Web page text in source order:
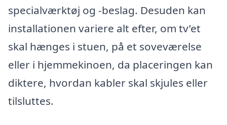
specialværktøj og -beslag. Desuden kan
installationen variere alt efter, om tv’et
skal hænges i stuen, på et soveværelse
eller i hjemmekinoen, da placeringen kan
diktere, hvordan kabler skal skjules eller
tilsluttes.